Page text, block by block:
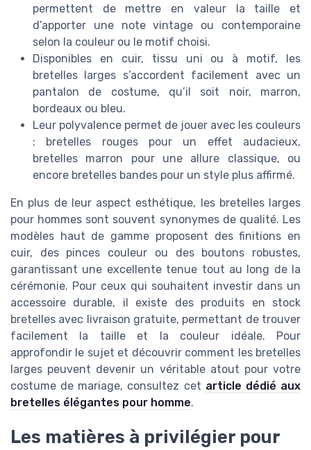
permettent de mettre en valeur la taille et
d’apporter une note vintage ou contemporaine
selon la couleur ou le motif choisi.
Disponibles en cuir, tissu uni ou à motif, les
bretelles larges s’accordent facilement avec un
pantalon de costume, qu’il soit noir, marron,
bordeaux ou bleu.
Leur polyvalence permet de jouer avec les couleurs
: bretelles rouges pour un effet audacieux,
bretelles marron pour une allure classique, ou
encore bretelles bandes pour un style plus affirmé.
En plus de leur aspect esthétique, les bretelles larges
pour hommes sont souvent synonymes de qualité. Les
modèles haut de gamme proposent des finitions en
cuir, des pinces couleur ou des boutons robustes,
garantissant une excellente tenue tout au long de la
cérémonie. Pour ceux qui souhaitent investir dans un
accessoire durable, il existe des produits en stock
bretelles avec livraison gratuite, permettant de trouver
facilement la taille et la couleur idéale. Pour
approfondir le sujet et découvrir comment les bretelles
larges peuvent devenir un véritable atout pour votre
costume de mariage, consultez cet article dédié aux
bretelles élégantes pour homme.
Les matières à privilégier pour